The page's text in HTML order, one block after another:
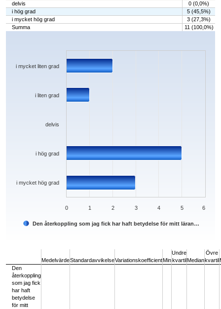
delvis
0 (0,0%)
i hög grad
5 (45,5%)
i mycket hög grad
3 (27,3%)
Summa
11 (100,0%)
Chart
The chart has 1 X axis displaying categories.
The chart has 1 Y axis displaying values. Data ranges from 0 to 5.
Den återkoppling som jag fick har haft betydelse för mitt läran…
i mycket hög grad
i hög grad
delvis
i liten grad
i mycket liten grad
0 1 2 3 4 5 6
MedelvärdeStandardavvikelseVariationskoefficientMin
Undre
kvartilMedian
Övre
kvartil
Den
återkoppling
som jag fick
har haft
betydelse
för mitt